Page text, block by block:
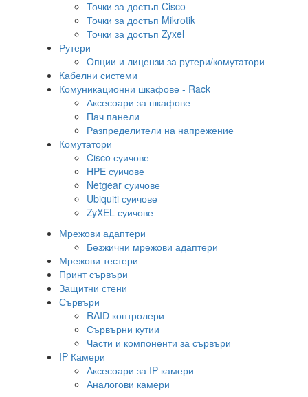
Точки за достъп Cisco
Точки за достъп Mikrotik
Точки за достъп Zyxel
Рутери
Опции и лицензи за рутери/комутатори
Кабелни системи
Комуникационни шкафове - Rack
Аксесоари за шкафове
Пач панели
Разпределители на напрежение
Комутатори
Cisco суичове
HPE суичове
Netgear суичове
Ubiquiti суичове
ZyXEL суичове
Мрежови адаптери
Безжични мрежови адаптери
Мрежови тестери
Принт сървъри
Защитни стени
Сървъри
RAID контролери
Сървърни кутии
Части и компоненти за сървъри
IP Камери
Аксесоари за IP камери
Аналогови камери